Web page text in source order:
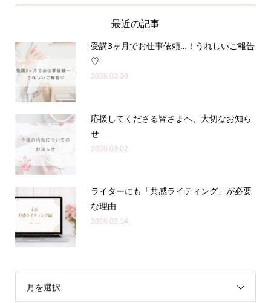
最近の記事
受講3ヶ月でお仕事依頼…！うれしいご報告
♡
2026.03.30
応援してくださる皆さまへ、大切なお知ら
せ
2026.03.02
ライターにも「共感ライティング」が必要
な理由
2026.02.14
月を選択